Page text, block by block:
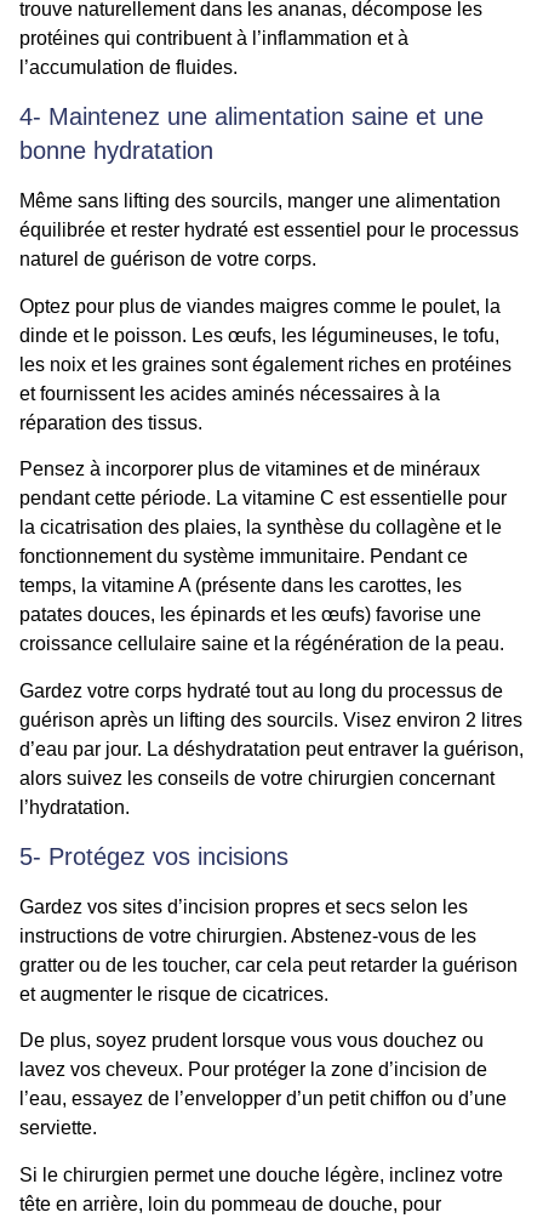
trouve naturellement dans les ananas, décompose les
protéines qui contribuent à l’inflammation et à
l’accumulation de fluides.
4- Maintenez une alimentation saine et une
bonne hydratation
Même sans lifting des sourcils, manger une alimentation
équilibrée et rester hydraté est essentiel pour le processus
naturel de guérison de votre corps.
Optez pour plus de viandes maigres comme le poulet, la
dinde et le poisson. Les œufs, les légumineuses, le tofu,
les noix et les graines sont également riches en protéines
et fournissent les acides aminés nécessaires à la
réparation des tissus.
Pensez à incorporer plus de vitamines et de minéraux
pendant cette période. La vitamine C est essentielle pour
la cicatrisation des plaies, la synthèse du collagène et le
fonctionnement du système immunitaire. Pendant ce
temps, la vitamine A (présente dans les carottes, les
patates douces, les épinards et les œufs) favorise une
croissance cellulaire saine et la régénération de la peau.
Gardez votre corps hydraté tout au long du processus de
guérison après un lifting des sourcils. Visez environ 2 litres
d’eau par jour. La déshydratation peut entraver la guérison,
alors suivez les conseils de votre chirurgien concernant
l’hydratation.
5- Protégez vos incisions
Gardez vos sites d’incision propres et secs selon les
instructions de votre chirurgien. Abstenez-vous de les
gratter ou de les toucher, car cela peut retarder la guérison
et augmenter le risque de cicatrices.
De plus, soyez prudent lorsque vous vous douchez ou
lavez vos cheveux. Pour protéger la zone d’incision de
l’eau, essayez de l’envelopper d’un petit chiffon ou d’une
serviette.
Si le chirurgien permet une douche légère, inclinez votre
tête en arrière, loin du pommeau de douche, pour